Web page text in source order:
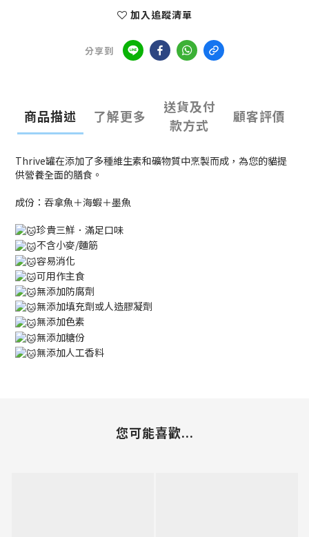
加入追蹤清單
分享到
商品描述 了解更多
送貨及付
款方式
顧客評價
Thrive罐在添加了多種維生素和礦物質中烹製而成，為您的貓提
供營養全面的膳食。
成份：吞拿魚＋海蝦＋墨魚
珍貴三鮮．滿足口味
不含小麥/麵筋
容易消化
可用作主食
無添加防腐劑
無添加填充劑或人造膠凝劑
無添加色素
無添加糖份
無添加人工香料
您可能喜歡...